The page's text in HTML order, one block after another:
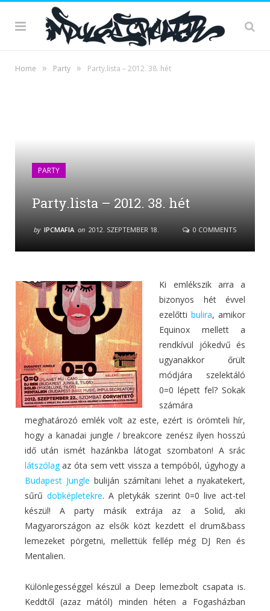
Home » Party » Party.lista – 2012. 38. hét
PARTY
Party.lista – 2012. 38. hét
by IPCMAFIA on 2012. SZEPTEMBER 18. 0 COMMENTS
Ki emlékszik arra a
bizonyos hét évvel
ezelőttibulira, amikor
Equinox mellett a
rendkívül jókedvű és
ugyanakkor őrült
módjára szelektáló
0=0 lépett fel? Sokak
számára
meghatározó emlék volt az este, ezért is örömteli hír,
hogy a kanadai jungle / breakcore zenész ilyen hosszú
idő után ismét hazánkba látogat szombaton! A srác
látszólagaz óta sem vett vissza a tempóból, úgyhogy a
Budapest Jungle buliján számítani lehet a nyakatekert,
sűrű dobképletekre. A pletykák szerint 0=0 live act-tel
készül! A party másik extrája az a Solid, aki
Magyarországon az elsők közt kezdett el drum&bass
lemezeket pörgetni, mellettük fellép még DJ Ren és
Mentalien.
Különlegességgel készül a Deep lemezbolt csapata is.
Keddtől (azaz mától) minden héten a Fogasházban